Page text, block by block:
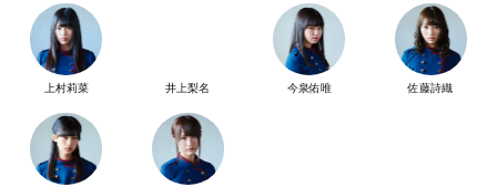
上村莉菜 井上梨名 今泉佑唯 佐藤詩織